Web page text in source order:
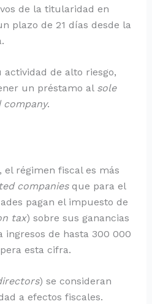
de la titularidad en
plazo de 21 días desde la
actividad de alto riesgo,
un préstamo al sole
company.
el régimen fiscal es más
companiesque para el
pagan el impuesto de
tax) sobre sus ganancias
ingresos de hasta 300 000
esta cifra.
) se consideran
a efectos fiscales.